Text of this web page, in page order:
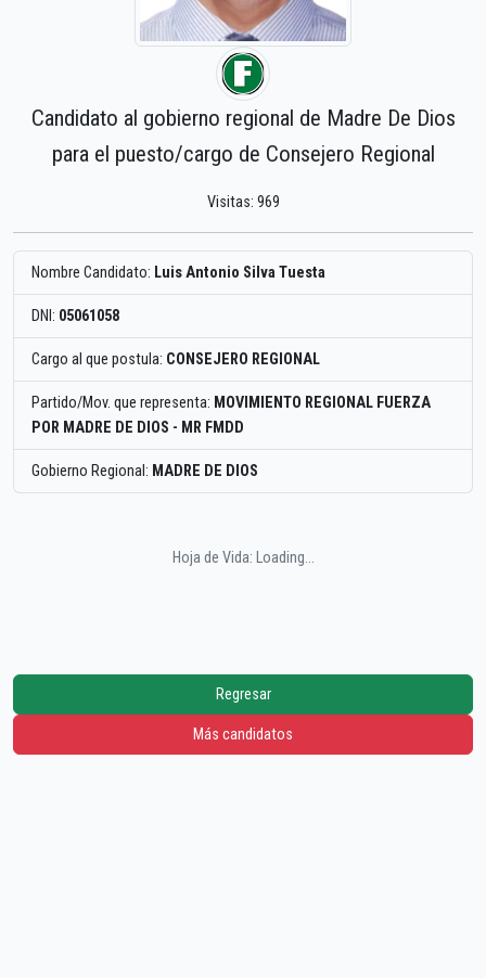
Candidato al gobierno regional de Madre De Dios
para el puesto/cargo de Consejero Regional
Visitas: 969
Nombre Candidato: Luis Antonio Silva Tuesta
DNI: 05061058
Cargo al que postula: CONSEJERO REGIONAL
Partido/Mov. que representa: MOVIMIENTO REGIONAL FUERZA
POR MADRE DE DIOS - MR FMDD
Gobierno Regional: MADRE DE DIOS
Hoja de Vida: Loading...
Regresar
Más candidatos